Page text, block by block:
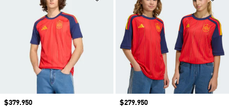
Precio
$379.950
Precio
$279.950